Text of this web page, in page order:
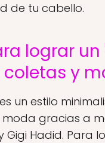
de tu cabello.
lograr
coletas y
un estilo
gracias a
Gigi Hadid. Para